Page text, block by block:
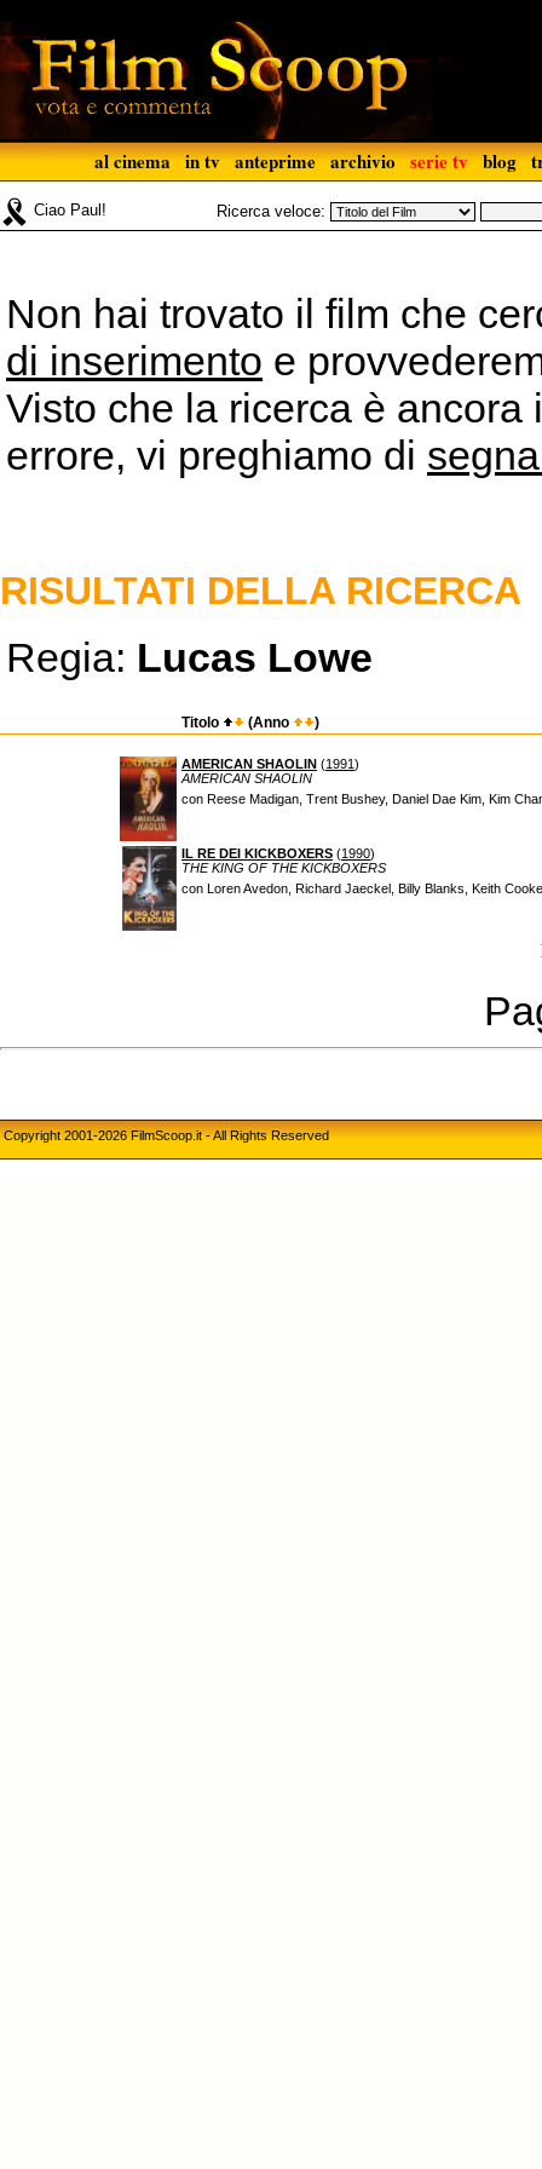
al cinema in tv anteprime archivio serie tv blog
Ciao Paul! Ricerca veloce:
Non hai trovato il film che
di inserimento e
Visto che la ricerca è
errore, vi preghiamo di
RISULTATI DELLA RICERCA
Regia: Lucas Lowe
Titolo (Anno )
AMERICAN SHAOLIN (1991)
AMERICAN SHAOLIN
con Reese Madigan, Trent Bushey, Daniel Dae Kim, Kim
IL RE DEI KICKBOXERS (1990)
THE KING OF THE KICKBOXERS
con Loren Avedon, Richard Jaeckel, Billy Blanks, Keith Cooke
Copyright 2001-2026 FilmScoop.it - All Rights Reserved